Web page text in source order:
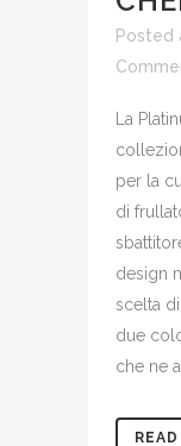
Posted
La
per la
di
design
scelta
due
che ne